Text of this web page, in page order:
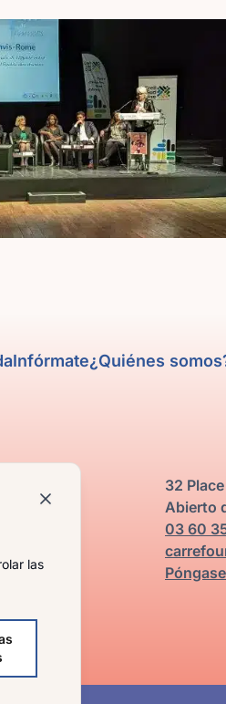
Infórmate¿Quiénes
32
Abierto
03 60
las